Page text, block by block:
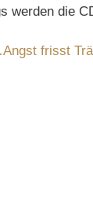
werden die
frisst